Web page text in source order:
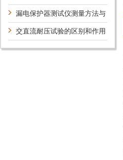
养 漏电保护器测试仪测量方法与
步骤交直流耐压试验的区别和作用